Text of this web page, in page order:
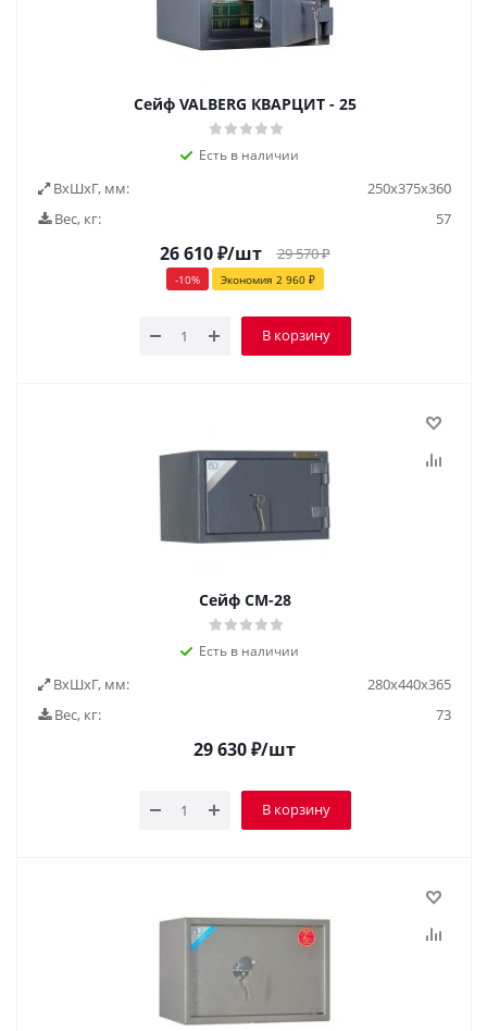
Сейф VALBERG КВАРЦИТ - 25
Есть в наличии
ВxШxГ, мм:
250х375х360
Вес, кг:
57
26 610₽/шт 29 570₽
-10% Экономия 2 960₽
В корзину
Сейф СМ-28
Есть в наличии
ВxШxГ, мм:
280х440х365
Вес, кг:
73
29 630₽/шт
В корзину